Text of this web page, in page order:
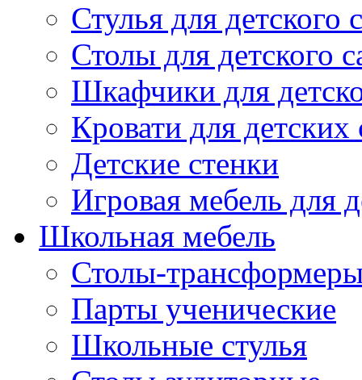
Стулья для детского
Столы для детского
Шкафчики для
Кровати для детских
Детские стенки
Игровая мебель для
Школьная мебель
Столы-
Парты ученические
Школьные стулья